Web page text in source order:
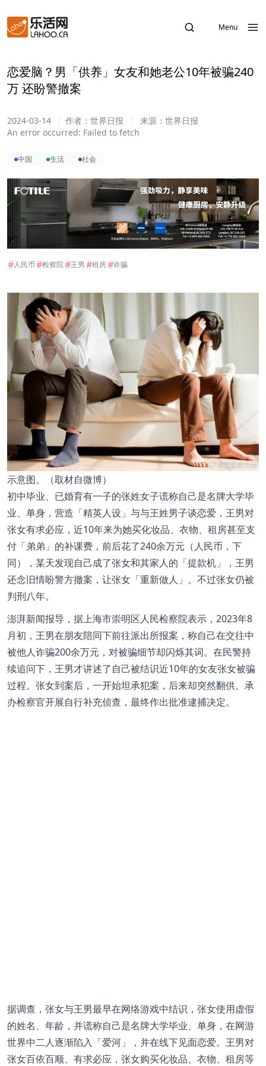
Menu
恋爱脑？男「供养」女友和她老公10年被骗240
万 还盼警撤案
2024-03-14 作者： 世界日报 来源： 世界日报
An error occurred: Failed to fetch
中国 生活 社会
#人民币#检察院#王男#租房#诈骗
示意图。（取材自微博）
初中毕业、已婚育有一子的张姓女子谎称自己是名牌大学毕
业、单身，营造「精英人设」与与王姓男子谈恋爱，王男对
张女有求必应，近10年来为她买化妆品、衣物、租房甚至支
付「弟弟」的补课费，前后花了240余万元（人民币，下
同），某天发现自己成了张女和其家人的「提款机」，王男
还念旧情盼警方撤案，让张女「重新做人」。不过张女仍被
判刑八年。
澎湃新闻报导，据上海市崇明区人民检察院表示，2023年8
月初，王男在朋友陪同下前往派出所报案，称自己在交往中
被他人诈骗200余万元，对被骗细节却闪烁其词。在民警持
续追问下，王男才讲述了自己被结识近10年的女友张女被骗
过程。张女到案后，一开始坦承犯案，后来却突然翻供。承
办检察官开展自行补充侦查，最终作出批准逮捕决定。
据调查，张女与王男最早在网络游戏中结识，张女使用虚假
的姓名、年龄，并谎称自己是名牌大学毕业、单身，在网游
世界中二人逐渐陷入「爱河」，并在线下见面恋爱。王男对
张女百依百顺、有求必应，张女购买化妆品、衣物、租房等